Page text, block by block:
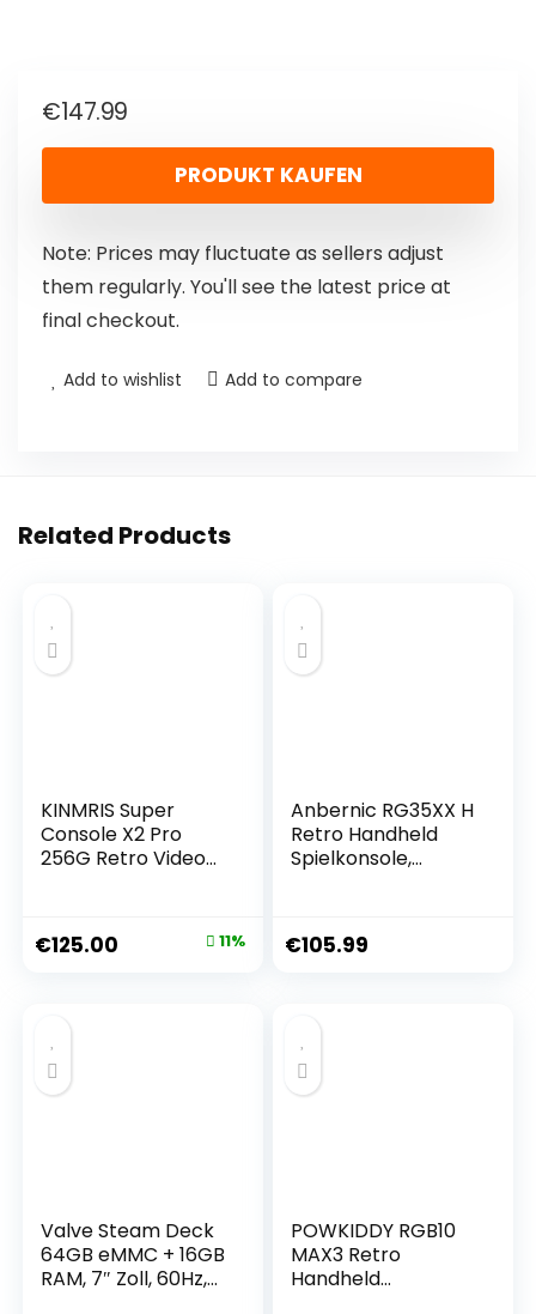
€147.99
PRODUKT KAUFEN
Note: Prices may fluctuate as sellers adjust
them regularly. You'll see the latest price at
final checkout.
Add to wishlist Add to compare
Related Products
KINMRIS Super
Console X2 Pro
256G Retro Video
70+
Spieleemulatoren
€125.00 11%
Anbernic RG35XX H
Retro Handheld
Spielkonsole,
Bluetooth 4.2 , 3.5
Inch IPS Screen
5515 Games
(RG35XXH-
Transparent
Purple)
€105.99
Valve Steam Deck
64GB eMMC + 16GB
RAM, 7″ Zoll, 60Hz,
POWKIDDY RGB10
MAX3 Retro
Handheld